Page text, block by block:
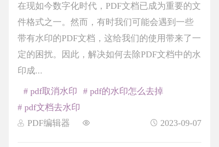
在现如今数字化时代，PDF文档已成为重要的文
件格式之一。然而，有时我们可能会遇到一些
带有水印的PDF文档，这给我们的使用带来了一
定的困扰。因此，解决如何去除PDF文档中的水
印成...
PDF编辑器 2023-09-07
# pdf取消水印
# pdf的水印怎么去掉
# pdf文档去水印